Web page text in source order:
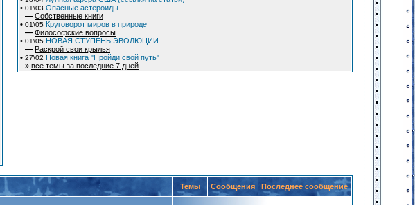
• 01\03 Опасные астероиды
— Собственные книги
• 01\05 Круговорот миров в природе
— Философские вопросы
• 01\05 НОВАЯ СТУПЕНЬ ЭВОЛЮЦИИ
— Раскрой свои крылья
• 27\02 Новая книга "Пройди свой путь"
» все темы за последние 7 дней
Темы Сообщения Последнее сообщение